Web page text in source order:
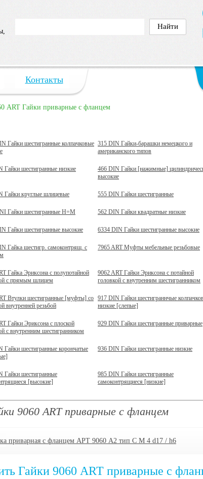
Контакты
ART Гайки приварные с фланцем
Гайки шестигранные колпачковые 315 DIN Гайки-барашки немецкого и
американского типов
Гайки шестигранные низкие
466 DIN Гайки [нажимные]
высокие
Гайки круглые шлицевые 555 DIN Гайки шестигранные
Гайки шестигранные H=M 562 DIN Гайки квадратные низкие
Гайки шестигранные высокие 6334 DIN Гайки шестигранные высокие
Гайка шестигр. самоконтрящ. с
7965 ART Муфты мебельные резьбовые
Гайка Эриксона с полупотайной
c прямым шлицем
9062 ART Гайки Эриксона с потайной
головкой с внутренним шестигранником
Втулки шестигранные [муфты] со
внутренней резьбой
917 DIN Гайки шестиграннчые
низкие [слепые]
Гайки Эриксона с плоской
с внутренним шестигранником
929 DIN Гайки шестигранные приварные
Гайки шестигранные корончатые
936 DIN Гайки шестигранные низкие
Гайки шестигранные
[высокие]
985 DIN Гайки шестигранные
самоконтрящиеся [низкие]
9060 ART приварные с фланцем
приварная с фланцем АРТ 9060 А2 тип C M 4 d17 / h6
Гайки 9060 ART приварные с